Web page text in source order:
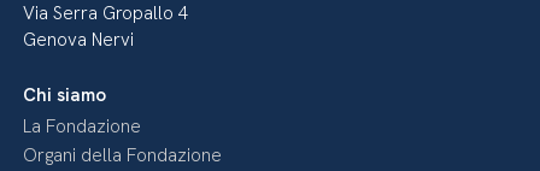
Via Serra Gropallo 4
Genova Nervi
Chi siamo
La Fondazione
Organi della Fondazione